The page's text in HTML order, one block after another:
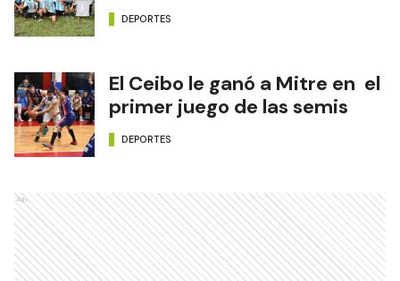
DEPORTES
El Ceibo le ganó a Mitre en el
primer juego de las semis
DEPORTES
Ads